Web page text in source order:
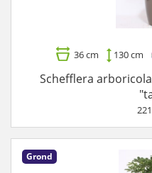
36 cm 130 cm
Schefflera
Grond